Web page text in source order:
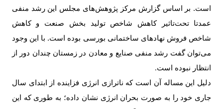
است. بر اساس گزارش مرکز پژوهش‌های مجلس این رشد منفی
عمدتا تحت‌تاثیر کاهش شاخص تولید بخش صنعت و کاهش
شاخص فروش نهادهای ساختمانی بورسی بوده است. با این وجود
می‌توان گفت رشد منفی صنایع و معادن در زمستان چندان دور از
انتظار نبوده است.
دلیل این مساله آن است که ناترازی انرژی فزاینده از ابتدای سال
جاری خود را به صورت بحران انرژی نشان داده؛ به طوری که این